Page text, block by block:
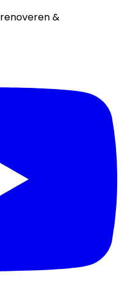
&